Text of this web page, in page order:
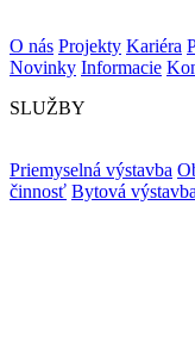
O nás Projekty Kariéra
Novinky Informacie
SLUŽBY
Priemyselná výstavba
činnosť Bytová výstavba